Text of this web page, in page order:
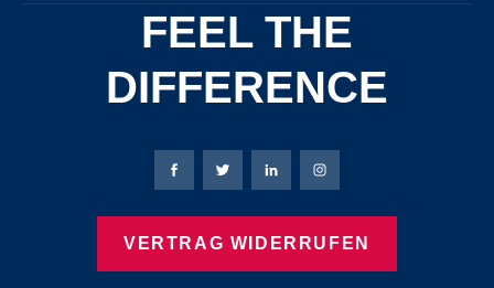
FEEL THE
DIFFERENCE
Bierbaum-Proenen Facebook-Seite
Bierbaum-Proenen Twitter Seite
Bierbaum-Proenen LinkedIn
Bierbaum-Proenen
VERTRAG WIDERRUFEN